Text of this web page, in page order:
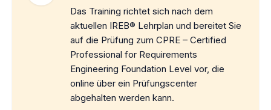
Das Training richtet sich nach dem
aktuellen IREB® Lehrplan und bereitet Sie
auf die Prüfung zum CPRE – Certified
Professional for Requirements
Engineering Foundation Level vor, die
online über ein Prüfungscenter
abgehalten werden kann.